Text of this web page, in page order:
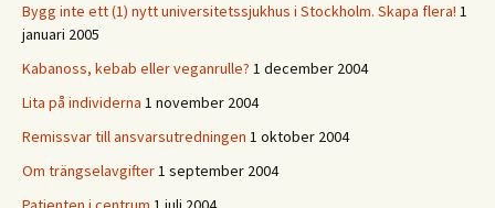
Bygg inte ett (1) nytt universitetssjukhus i Stockholm. Skapa flera! 1
januari 2005
Kabanoss, kebab eller veganrulle? 1 december 2004
Lita på individerna 1 november 2004
Remissvar till ansvarsutredningen 1 oktober 2004
Om trängselavgifter1 september 2004